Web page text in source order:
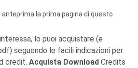
la prima pagina di questo
lo puoi acquistare (e
seguendo le facili indicazioni per
credit. Acquista Download Credits